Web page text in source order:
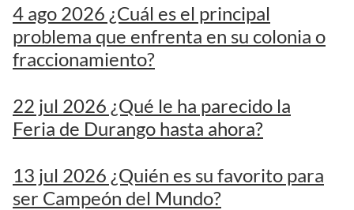
4 ago 2026 ¿Cuál es el principal
problema que enfrenta en su colonia o
fraccionamiento?
22 jul 2026 ¿Qué le ha parecido la
Feria de Durango hasta ahora?
13 jul 2026 ¿Quién es su favorito para
ser Campeón del Mundo?